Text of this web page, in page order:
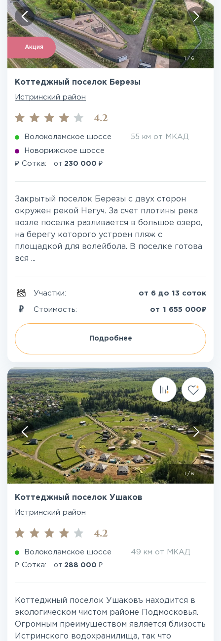
Акция
1/ 6
Коттеджный поселок Березы
Истринский район
4.2
Волоколамское шоссе 55 км от МКАД
Новорижское шоссе
₽ Сотка: от 230 000 ₽
Закрытый поселок Березы с двух сторон
окружен рекой Негуч. За счет плотины река
возле поселка разливается в большое озеро,
на берегу которого устроен пляж с
площадкой для волейбола. В поселке готова
вся ...
Участки: от 6 до 13 соток
Стоимость: от 1 655 000₽
Подробнее
/ 6
Коттеджный поселок Ушаков
Истринский район
4.2
Волоколамское шоссе 49 км от МКАД
₽ Сотка: от 288 000 ₽
Коттеджный поселок Ушаковъ находится в
экологическом чистом районе Подмосковья.
Огромным преимуществом является близость
Истринского водохранилища, так что